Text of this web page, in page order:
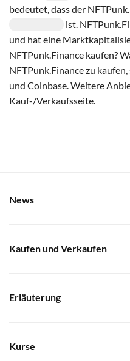
bedeutet, dass der
ist.
und hat eine
NFTPunk.Finance kaufen?
NFTPunk.Finance zu
und Coinbase. Weitere
Kauf-/Verkaufsseite.
News
Kaufen und Verkaufen
Erläuterung
Kurse